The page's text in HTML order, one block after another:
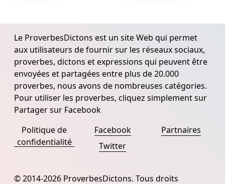
Le ProverbesDictons est un site Web qui permet
aux utilisateurs de fournir sur les réseaux sociaux,
proverbes, dictons et expressions qui peuvent être
envoyées et partagées entre plus de 20.000
proverbes, nous avons de nombreuses catégories.
Pour utiliser les proverbes, cliquez simplement sur
Partager sur Facebook
Politique de
confidentialité
Facebook
Twitter
Partnaires
© 2014-2026 ProverbesDictons. Tous droits